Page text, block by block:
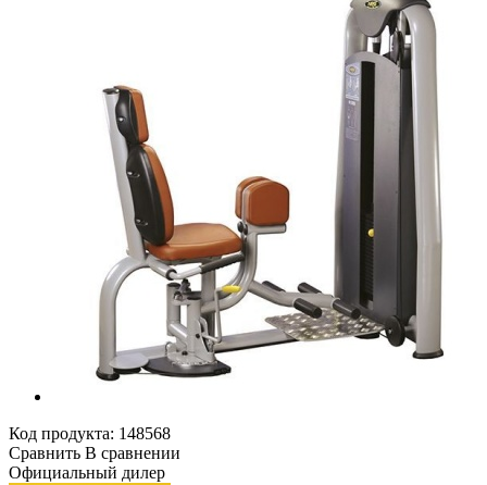
Код продукта: 148568
Сравнить В сравнении
Официальный дилер